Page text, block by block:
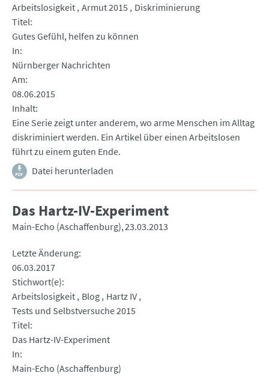
Arbeitslosigkeit Armut 2015
Diskriminierung
Titel
Gutes Gefühl, helfen zu können
In
Nürnberger Nachrichten
Am
08.06.2015
Inhalt
Eine Serie zeigt unter anderem, wo arme Menschen im Alltag
diskriminiert werden. Ein Artikel über einen Arbeitslosen
führt zu einem guten Ende.
Datei herunterladen
Das Hartz-IV-Experiment
Main-Echo (Aschaffenburg) 23.03.2013
Letzte Änderung
06.03.2017
Stichwort(e)
Arbeitslosigkeit Blog Hartz IV
Tests und Selbstversuche 2015
Titel
Das Hartz-IV-Experiment
In
Main-Echo (Aschaffenburg)